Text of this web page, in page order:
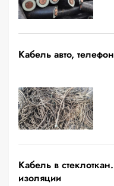
Кабель авто, телефон
Кабель в стеклоткан.
изоляции